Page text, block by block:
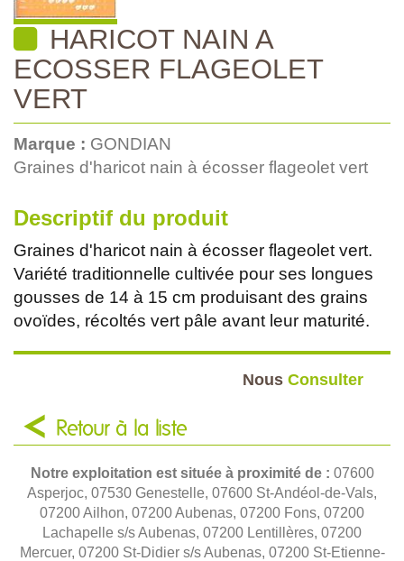
HARICOT NAIN A
ECOSSER FLAGEOLET
VERT
Marque : GONDIAN
Graines d'haricot nain à écosser flageolet vert
Descriptif du produit
Graines d'haricot nain à écosser flageolet vert.
Variété traditionnelle cultivée pour ses longues
gousses de 14 à 15 cm produisant des grains
ovoïdes, récoltés vert pâle avant leur maturité.
Nous Consulter
Retour à la liste
Notre exploitation est située à proximité de : 07600
Asperjoc, 07530 Genestelle, 07600 St-Andéol-de-Vals,
07200 Ailhon, 07200 Aubenas, 07200 Fons, 07200
Lachapelle s/s Aubenas, 07200 Lentillères, 07200
Mercuer, 07200 St-Didier s/s Aubenas, 07200 St-Etienne-